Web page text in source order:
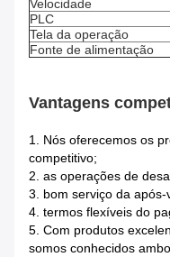
Velocidade
PLC
Tela da operação
Fonte de alimentação
Vantagens
1. Nós oferecemos os
competitivo;
2. as operações de
3. bom serviço da após-
4. termos flexíveis do
5. Com produtos
somos conhecidos